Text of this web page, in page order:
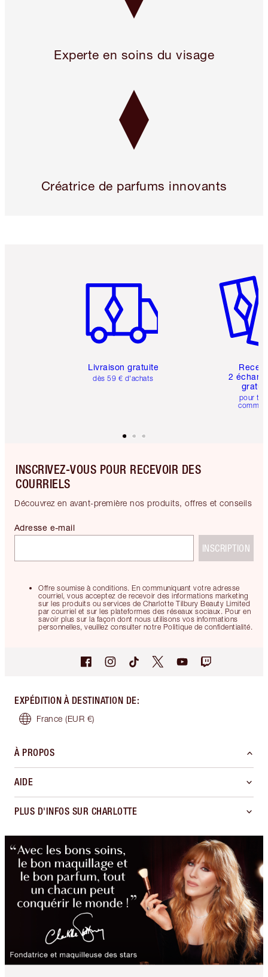
Experte en soins du visage
Créatrice de parfums innovants
Livraison gratuite
dès 59 € d'achats
2
pour
INSCRIVEZ-VOUS POUR RECEVOIR DES
COURRIELS
Découvrez en avant-première nos produits, offres et conseils
Offre soumise à conditions. En communiquant votre adresse
courriel, vous acceptez de recevoir des informations marketing
sur les produits ou services de Charlotte Tilbury Beauty Limited
par courriel et sur les plateformes des réseaux sociaux. Pour en
savoir plus sur la façon dont nous utilisons vos informations
personnelles, veuillez consulter notre Politique de confidentialité.
Adresse e-mail
INSCRIPTION
EXPÉDITION À DESTINATION DE:
France (EUR €)
À PROPOS
AIDE
PLUS D'INFOS SUR CHARLOTTE